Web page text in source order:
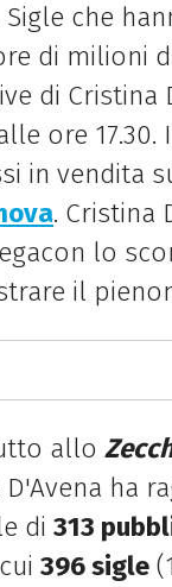
Sigle che
di milioni
di Cristina
ore 17.30. I
in vendita
. Cristina
lo
il
allo
D'Avena ha
di 313
396 sigle